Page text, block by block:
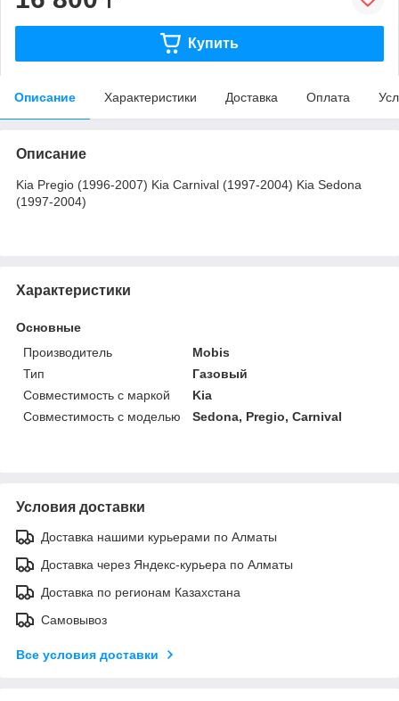
Купить
Описание Характеристики Доставка Оплата
Описание
Kia Pregio (1996-2007) Kia Carnival (1997-2004) Kia Sedona
(1997-2004)
Характеристики
Основные
Производитель
Mobis
Тип
Газовый
Совместимость с маркой
Kia
Совместимость с моделью
Sedona, Pregio, Carnival
Условия доставки
Доставка нашими курьерами по Алматы
Доставка через Яндекс-курьера по Алматы
Доставка по регионам Казахстана
Самовывоз
Все условия доставки